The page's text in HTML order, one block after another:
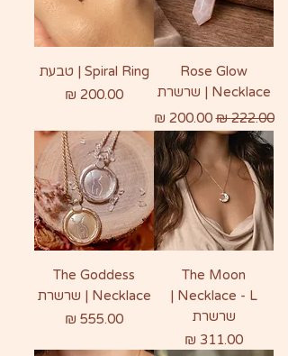
Rose Glow
Necklace | שרשרת
מחיר רגיל‏222.00 ‏₪ מחיר מבצע‏200.00 ‏₪
Spiral Ring | טבעת
מחיר
The Moon
Necklace - L |
שרשרת
מחיר
The Goddess
Necklace | שרשרת
מחיר